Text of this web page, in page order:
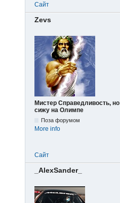
Сайт
Zevs
Мистер Справедливость, но
сижу на Олимпе
Поза форумом
More info
Сайт
_AlexSander_